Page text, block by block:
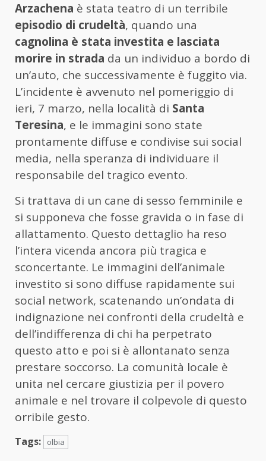
Arzachena è stata teatro di un terribile
episodio di crudeltà, quando una
cagnolina è stata investita e lasciata
morire in strada da un individuo a bordo di
un’auto, che successivamente è fuggito via.
L’incidente è avvenuto nel pomeriggio di
ieri, 7 marzo, nella località di Santa
Teresina, e le immagini sono state
prontamente diffuse e condivise sui social
media, nella speranza di individuare il
responsabile del tragico evento.
Si trattava di un cane di sesso femminile e
si supponeva che fosse gravida o in fase di
allattamento. Questo dettaglio ha reso
l’intera vicenda ancora più tragica e
sconcertante. Le immagini dell’animale
investito si sono diffuse rapidamente sui
social network, scatenando un’ondata di
indignazione nei confronti della crudeltà e
dell’indifferenza di chi ha perpetrato
questo atto e poi si è allontanato senza
prestare soccorso. La comunità locale è
unita nel cercare giustizia per il povero
animale e nel trovare il colpevole di questo
orribile gesto.
Tags: olbia